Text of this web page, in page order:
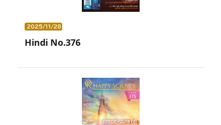
2025/11/28
Hindi No.376